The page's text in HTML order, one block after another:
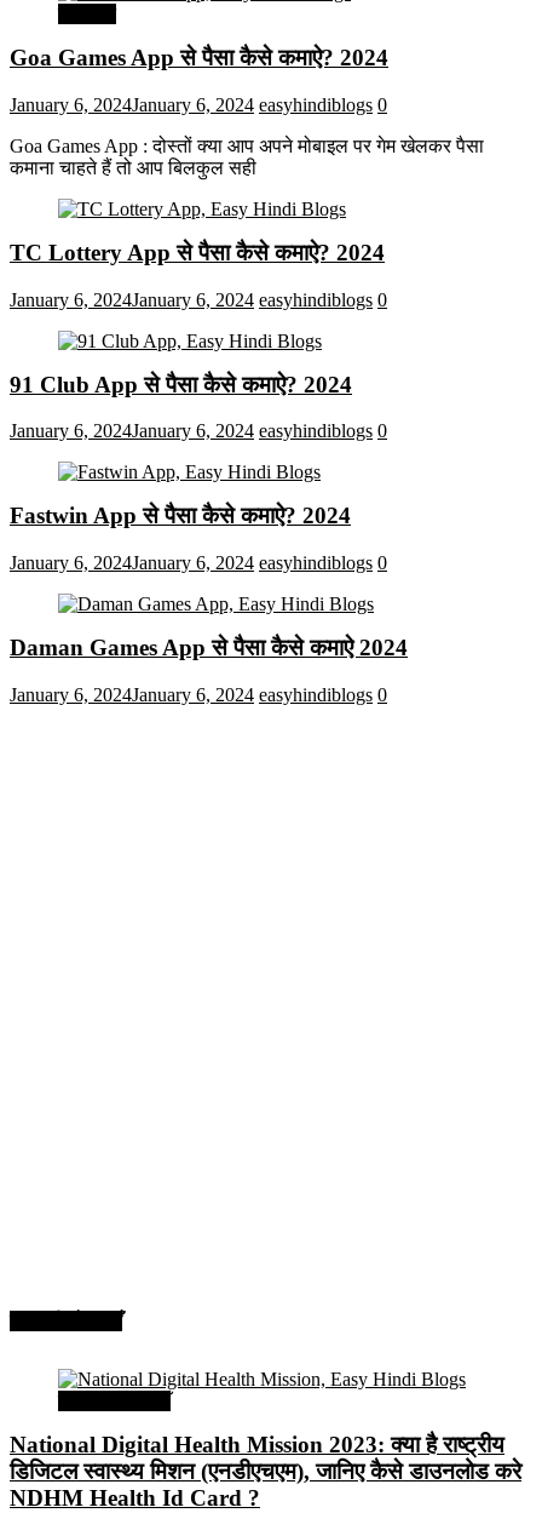
Goa Games App से पैसा कैसे कमाऐ? 2024
January 6, 2024January 6, 2024 easyhindiblogs 0
Goa Games App : दोस्तों क्या आप अपने मोबाइल पर गेम खेलकर पैसा
कमाना चाहते हैं तो आप बिलकुल सही
TC Lottery App से पैसा कैसे कमाऐ? 2024
January 6, 2024January 6, 2024 easyhindiblogs 0
91 Club App से पैसा कैसे कमाऐ? 2024
January 6, 2024January 6, 2024 easyhindiblogs 0
Fastwin App से पैसा कैसे कमाऐ? 2024
January 6, 2024January 6, 2024 easyhindiblogs 0
Daman Games App से पैसा कैसे कमाऐ 2024
January 6, 2024January 6, 2024 easyhindiblogs 0
National Digital Health Mission 2023: क्या है राष्ट्रीय
डिजिटल स्वास्थ्य मिशन (एनडीएचएम), जानिए कैसे डाउनलोड करे
NDHM Health Id Card ?